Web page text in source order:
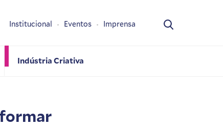
Indústria Criativa
Institucional Eventos Imprensa